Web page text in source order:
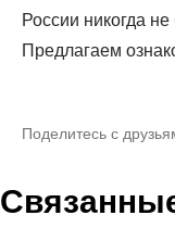
России никогда не
Предлагаем
Поделитесь с